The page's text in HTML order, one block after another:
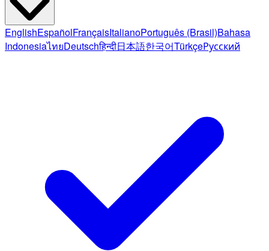
EnglishEspañolFrançaisItalianoPortuguês (Brasil)Bahasa
IndonesiaไทยDeutschहिन्दी日本語한국어TürkçeРусский